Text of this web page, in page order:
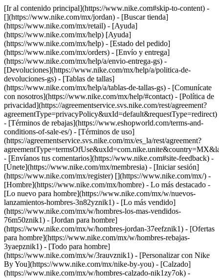
[Ir al contenido principal](https://www.nike.com#skip-to-content) -
[](https://www.nike.com/mx/jordan) - [Buscar tienda]
(https://www.nike.com/mx/retail) - [Ayuda]
(https://www.nike.com/mx/help) [Ayuda]
(https://www.nike.com/mx/help) - [Estado del pedido]
(https://www.nike.com/mx/orders) - [Envío y entrega]
(https://www.nike.com/mx/help/a/envio-entrega-gs) -
[Devoluciones](https://www.nike.com/mx/help/a/politica-de-
devoluciones-gs) - [Tablas de tallas]
(https://www.nike.com/mx/help/a/tablas-de-tallas-gs) - [Comunícate
con nosotros](https://www.nike.com/mx/help/#contact) - [Política de
privacidad](https://agreementservice.svs.nike.com/rest/agreement?
agreementType=privacyPolicy&uxId=default&requestType=redirect)
- [Términos de rebajas](https://www.eshopworld.com/terms-and-
conditions-of-sale-es/) - [Términos de uso]
(https://agreementservice.svs.nike.com/mx/es_la/rest/agreement?
- [Envíanos tus comentarios](https://www.nike.com#site-feedback) -
[Únete](https://www.nike.com/mx/membresia) - [Iniciar sesión]
(https://www.nike.com/mx/register) [](https://www.nike.com/mx/) -
[Hombre](https://www.nike.com/mx/hombre) - Lo más destacado -
[Lo nuevo para hombre](https://www.nike.com/mx/w/nuevos-
lanzamientos-hombres-3n82yznik1) - [Lo más vendido]
(https://www.nike.com/mx/w/hombres-los-mas-vendidos-
76m50znik1) - [Jordan para hombre]
(https://www.nike.com/mx/w/hombres-jordan-37eefznik1) - [Ofertas
para hombre](https://www.nike.com/mx/w/hombres-rebajas-
3yaepznik1) - [Todo para hombre]
(https://www.nike.com/mx/w/3rauvznik1) - [Personalizar con Nike
By You](https://www.nike.com/mx/nike-by-you) - [Calzado]
(https://www.nike.com/mx/w/hombres-calzado-nik1zy7ok) -